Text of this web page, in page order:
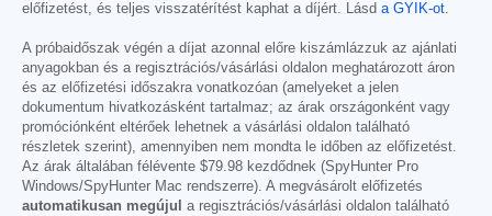
előfizetést, és teljes visszatérítést kaphat a díjért. Lásd a GYIK-ot.
A próbaidőszak végén a díjat azonnal előre kiszámlázzuk az ajánlati
anyagokban és a regisztrációs/vásárlási oldalon meghatározott áron
és az előfizetési időszakra vonatkozóan (amelyeket a jelen
dokumentum hivatkozásként tartalmaz; az árak országonként vagy
promóciónként eltérőek lehetnek a vásárlási oldalon található
részletek szerint), amennyiben nem mondta le időben az előfizetést.
Az árak általában félévente $79.98 kezdődnek (SpyHunter Pro
Windows/SpyHunter Mac rendszerre). A megvásárolt előfizetés
automatikusan megújul
a regisztrációs/vásárlási oldalon található